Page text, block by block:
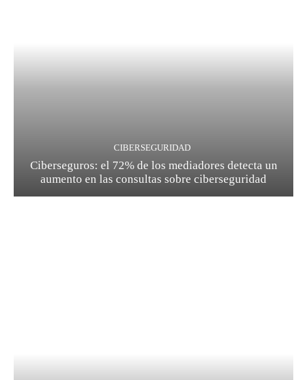
CIBERSEGURIDAD
Ciberseguros: el 72% de los mediadores detecta un
aumento en las consultas sobre ciberseguridad